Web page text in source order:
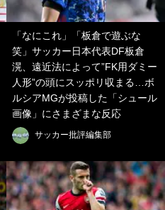
「なにこれ」「板倉で遊ぶな
笑」サッカー日本代表DF板倉
滉、遠近法によって”FK用ダミー
人形”の頭にスッポリ収まる…ボ
ルシアMGが投稿した「シュール
画像」にさまざまな反応
サッカー批評編集部